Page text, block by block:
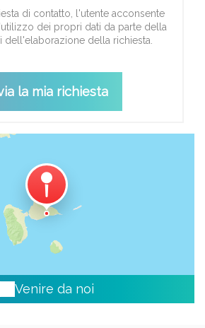
di contatto, l'utente acconsente
dei propri dati da parte della
dell'elaborazione della richiesta.
Venire da noi